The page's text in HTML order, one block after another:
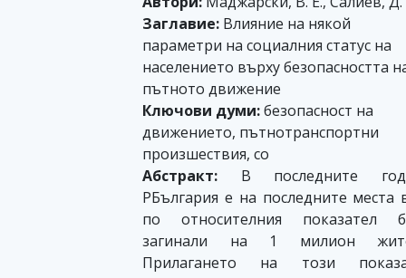
Заглавие: Влияние на някой
параметри на социалния статус на
населението върху безопасността
пътното движение
Ключови думи:безопасност на
движението, пътнотранспортни
произшествия, со
Абстракт: В последните
РБългария е на последните места
по относителния показател
загинали на 1 милион
Прилагането на този